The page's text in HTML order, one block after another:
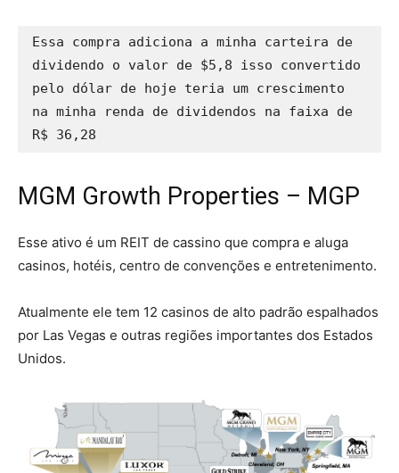
Essa compra adiciona a minha carteira de
dividendo o valor de $5,8 isso convertido
pelo dólar de hoje teria um crescimento
na minha renda de dividendos na faixa de
MGM Growth Properties – MGP
Esse ativo é um REIT de cassino que compra e aluga
casinos, hotéis, centro de convenções e entretenimento.
Atualmente ele tem 12 casinos de alto padrão espalhados
por Las Vegas e outras regiões importantes dos Estados
Unidos.